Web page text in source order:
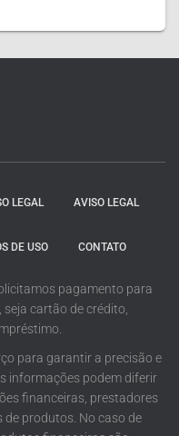
LEGAL AVISO LEGAL
DE USO CONTATO
pagamento para
cartão de crédito,
para garantir a precisão e
informações podem diferir
financeiras, prestadores
de produtos. No caso de